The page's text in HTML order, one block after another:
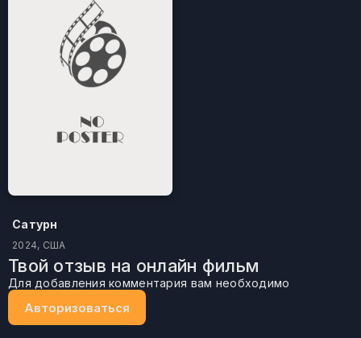
Сатурн
2024, США
Твой отзыв на онлайн фильм
Для добавления комментария вам необходимо
Авторизоваться